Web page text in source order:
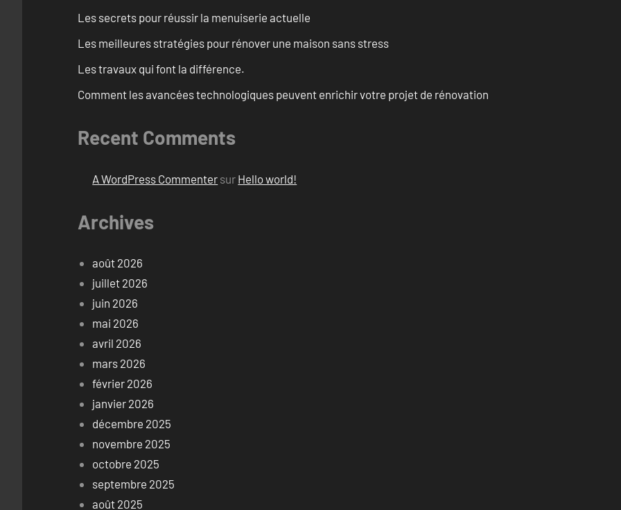
Les secrets pour réussir la menuiserie actuelle
Les meilleures stratégies pour rénover une maison sans stress
Les travaux qui font la différence.
Comment les avancées technologiques peuvent enrichir votre projet de rénovation
Recent Comments
A WordPress Commenter sur Hello world!
Archives
août 2026
juillet 2026
juin 2026
mai 2026
avril 2026
mars 2026
février 2026
janvier 2026
décembre 2025
novembre 2025
octobre 2025
septembre 2025
août 2025